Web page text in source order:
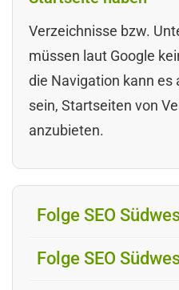
Verzeichnisse bzw.
müssen laut Google
die Navigation kann es
sein, Startseiten von
anzubieten.
Folge SEO
Folge SEO